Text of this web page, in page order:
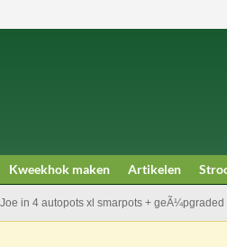
Kweekhok maken Artikelen
in 4 autopots xl smarpots +